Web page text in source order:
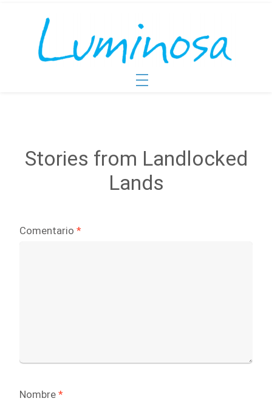
Stories from Landlocked
Lands
Comentario*
Nombre*